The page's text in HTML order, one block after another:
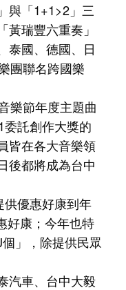
與「1+1>2」三
瑞豐六重奏」
泰國、德國、日
團聯名跨國樂
樂節年度主題曲
委託創作大獎的
皆在各大音樂領
後都將成為台中
優惠好康到年
好康；今年也特
」，除提供民眾
汽車、台中大毅